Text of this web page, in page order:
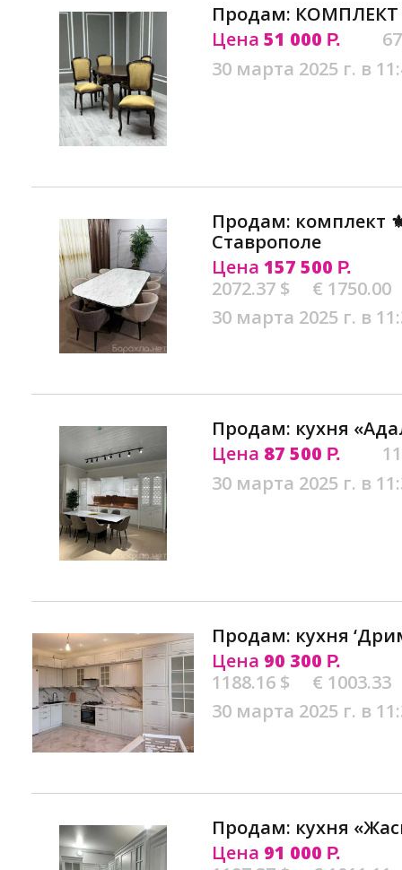
Продам: КОМПЛЕКТ
Цена 51 000 Р.
30 марта 2025 г. в
Продам: комплект
Ставрополе
Цена 157 500 Р.
2072.37 $
€ 1750.00
30 марта 2025 г. в
Продам: кухня
Цена 87 500 Р.
30 марта 2025 г. в
Продам: кухня
Цена 90 300 Р.
1188.16 $
€ 1003.33
30 марта 2025 г. в
Продам: кухня
Цена 91 000 Р.